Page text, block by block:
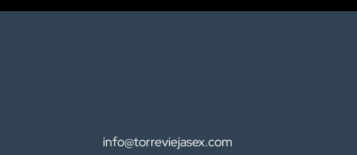
renombre, Alicante se […]
info@torreviejasex.com